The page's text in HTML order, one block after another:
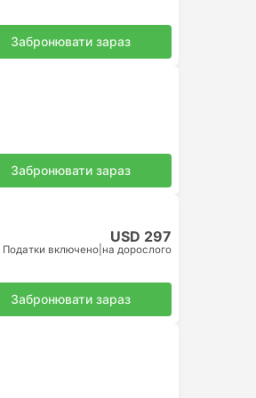
включено
Забронювати зараз
включено
Забронювати зараз
USD 297
Податки включено на дорослого
Забронювати зараз